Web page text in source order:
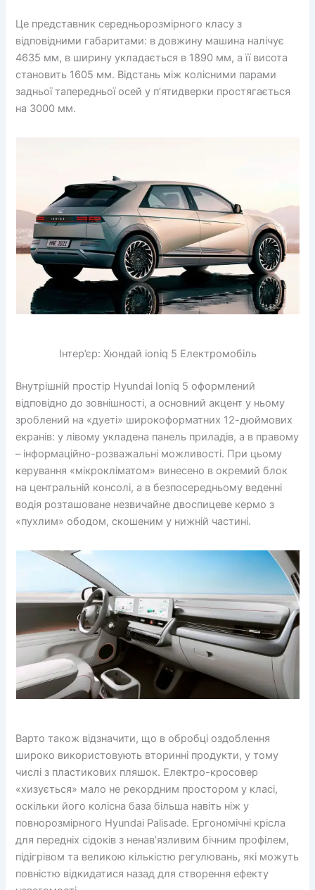
Це представник середньорозмірного класу з
відповідними габаритами: в довжину машина налічує
4635 мм, в ширину укладається в 1890 мм, а її висота
становить 1605 мм. Відстань між колісними парами
задньої тапередньої осей у п’ятидверки простягається
на 3000 мм.
Інтер’єр: Хюндай ioniq 5 Електромобіль
Внутрішній простір Hyundai Ioniq 5 оформлений
відповідно до зовнішності, а основний акцент у ньому
зроблений на «дуеті» широкоформатних 12-дюймових
екранів: у лівому укладена панель приладів, а в правому
– інформаційно-розважальні можливості. При цьому
керування «мікрокліматом» винесено в окремий блок
на центральній консолі, а в безпосередньому веденні
водія розташоване незвичайне двоспицеве ​​кермо з
«пухлим» ободом, скошеним у нижній частині.
Варто також відзначити, що в обробці оздоблення
широко використовують вторинні продукти, у тому
числі з пластикових пляшок. Електро-кросовер
«хизується» мало не рекордним простором у класі,
оскільки його колісна база більша навіть ніж у
повнорозмірного Hyundai Palisade. Ергономічні крісла
для передніх сідоків з ненав’язливим бічним профілем,
підігрівом та великою кількістю регулювань, які можуть
повністю відкидатися назад для створення ефекту